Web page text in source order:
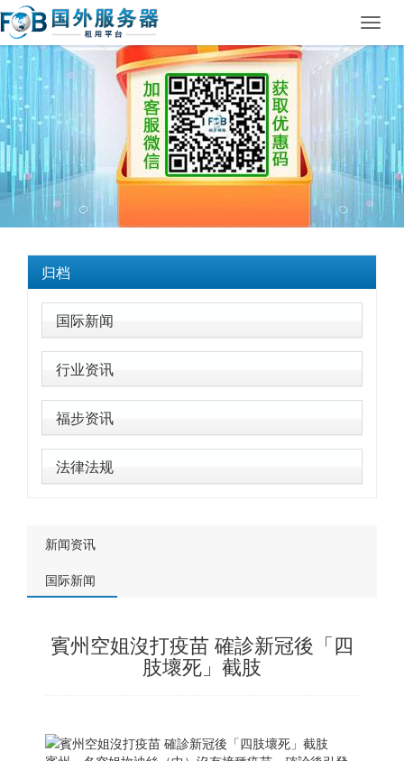
归档
国际新闻
行业资讯
福步资讯
法律法规
新闻资讯
国际新闻
賓州空姐沒打疫苗 確診新冠後「四
肢壞死」截肢